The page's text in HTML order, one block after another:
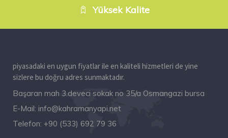
Yüksek Kalite
piyasadaki en uygun fiyatlar ile en kaliteli hizmetleri de yine
sizlere bu doğru adres sunmaktadır.
Başaran mah 3.deveci sokak no 35/a Osmangazi bursa
E-Mail: info@kahramanyapi.net
Telefon: +90 (533) 692 79 36